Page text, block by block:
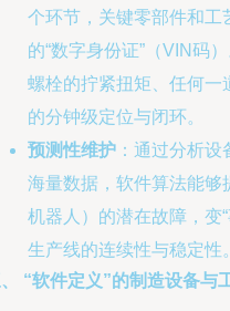
个环节，关键零部件和工
的“数字身份证”（VIN码
螺栓的拧紧扭矩、任何一
的分钟级定位与闭环。
预测性维护 ：通过分析
海量数据，软件算法能够
机器人）的潜在故障，变
生产线的连续性与稳定性。
“软件定义”的制造设备与